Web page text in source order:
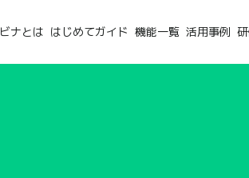
ナとは はじめてガイド 機能一覧 活用事例